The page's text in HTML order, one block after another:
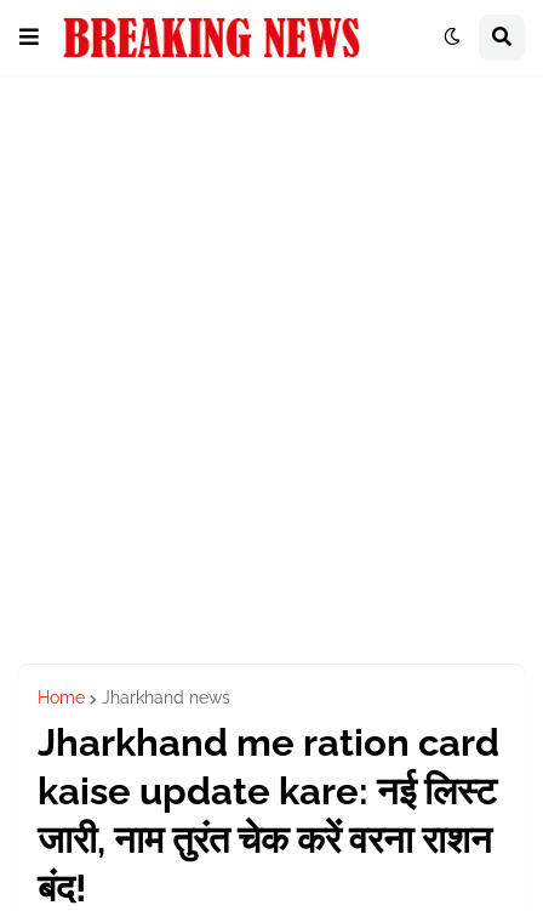
Home Jharkhand news
Jharkhand me ration card
kaise update kare: नई लिस्ट
जारी, नाम तुरंत चेक करें वरना राशन
बंद!